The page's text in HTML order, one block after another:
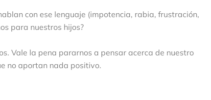
con ese lenguaje (impotencia, rabia, frustración,
para nuestros hijos?
Vale la pena pararnos a pensar acerca de nuestro
no aportan nada positivo.